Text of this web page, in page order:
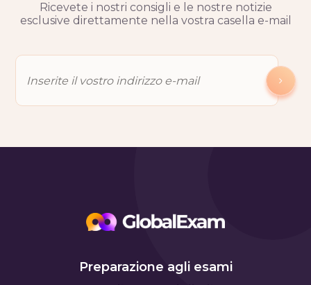
Ricevete i nostri consigli e le nostre notizie
esclusive direttamente nella vostra casella e-mail
Preparazione agli esami